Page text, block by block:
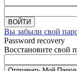
Вы забыли свой
Password recovery
Восстановите свой